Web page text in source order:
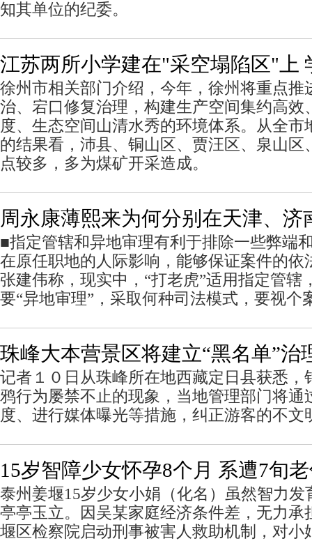
知其单位的纪委。
江苏两所小学建在"采空塌陷区"上
徐州市相关部门介绍，今年，徐州将重点推
治、宕口修复治理，构建生产空间集约高效
度、生态空间山清水秀的环境体系。从全市
的结果看，沛县、铜山区、贾汪区、泉山区
点较多，多为煤矿开采造成。
周永康薄熙来为何分别在天津、济
■指定管辖和异地审理有利于排除一些弊端
在原任职地的人际影响，能够保证案件的依
张建伟称，现实中，“打老虎”适用指定管辖
要“异地审理”，采取何种司法模式，要视个
珠峰大本营景区将建立“黑名单”治
记者１０日从珠峰所在地西藏定日县获悉，
鸦行为屡禁不止的现象，当地管理部门将通
度、进行媒体曝光等措施，纠正游客的不文
15岁智障少女怀孕8个月 系遭7旬
泰州姜堰15岁少女小娟（化名）虽然智力发
亭亭玉立。因吴某家庭经济条件差，无力承
堰区检察院启动刑事被害人救助机制，对小